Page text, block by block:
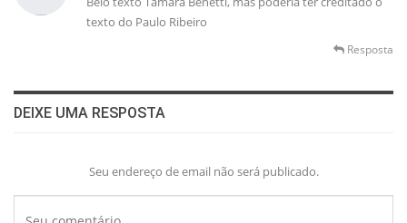
texto do Paulo Ribeiro
Resposta
DEIXE UMA RESPOSTA
Seu endereço de email não será publicado.